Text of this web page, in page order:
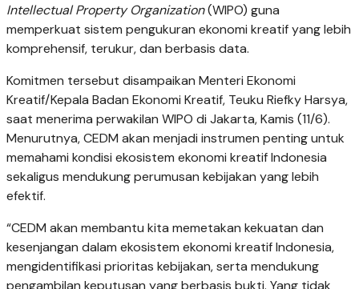
Intellectual Property Organization(WIPO) guna
memperkuat sistem pengukuran ekonomi kreatif yang lebih
komprehensif, terukur, dan berbasis data.
Komitmen tersebut disampaikan Menteri Ekonomi
Kreatif/Kepala Badan Ekonomi Kreatif, Teuku Riefky Harsya,
saat menerima perwakilan WIPO di Jakarta, Kamis (11/6).
Menurutnya, CEDM akan menjadi instrumen penting untuk
memahami kondisi ekosistem ekonomi kreatif Indonesia
sekaligus mendukung perumusan kebijakan yang lebih
efektif.
“CEDM akan membantu kita memetakan kekuatan dan
kesenjangan dalam ekosistem ekonomi kreatif Indonesia,
mengidentifikasi prioritas kebijakan, serta mendukung
pengambilan keputusan yang berbasis bukti. Yang tidak